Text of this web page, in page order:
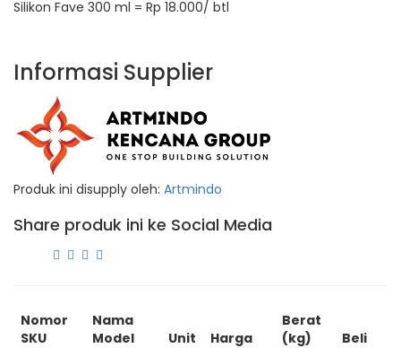
Silikon Fave 300 ml = Rp 18.000/ btl
Informasi Supplier
Produk ini disupply oleh: Artmindo
Share produk ini ke Social Media
Nomor
SKU
Nama
Model
Unit Harga
Berat
(kg)
Beli